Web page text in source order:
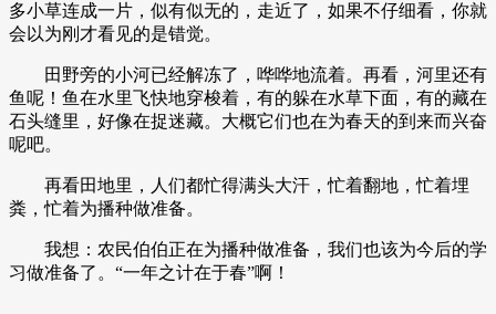
多小草连成一片，似有似无的，走近了，如果不仔细看，你就
会以为刚才看见的是错觉。
田野旁的小河已经解冻了，哗哗地流着。再看，河里还有
鱼呢！鱼在水里飞快地穿梭着，有的躲在水草下面，有的藏在
石头缝里，好像在捉迷藏。大概它们也在为春天的到来而兴奋
呢吧。
再看田地里，人们都忙得满头大汗，忙着翻地，忙着埋
粪，忙着为播种做准备。
我想：农民伯伯正在为播种做准备，我们也该为今后的学
习做准备了。“一年之计在于春”啊！